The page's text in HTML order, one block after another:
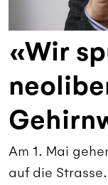
«Wir
Am 1. Mai
auf die